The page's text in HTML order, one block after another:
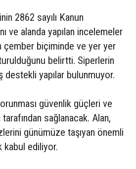
2862 sayılı Kanun
ve alanda yapılan incelemeler
çember biçiminde ve yer yer
belirtti. Siperlerin
destekli yapılar bulunmuyor.
güvenlik güçleri ve
tarafından sağlanacak. Alan,
günümüze taşıyan önemli
kabul ediliyor.